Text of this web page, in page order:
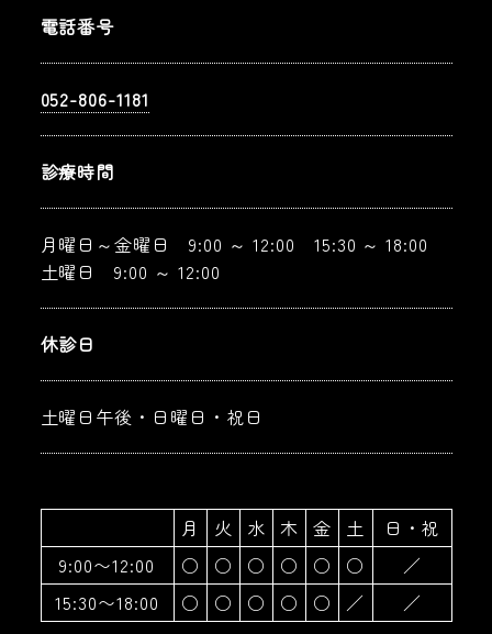
電話番号
052-806-1181
診療時間
月曜日～金曜日 9:00 ～ 12:00 15:30 ～ 18:00
土曜日 9:00 ～ 12:00
休診日
土曜日午後・日曜日・祝日
月 火 水 木 金 土
日・祝
9:00〜12:00
○ ○ ○ ○ ○ ○
／
15:30〜18:00
○ ○ ○ ○ ○ ／ ／